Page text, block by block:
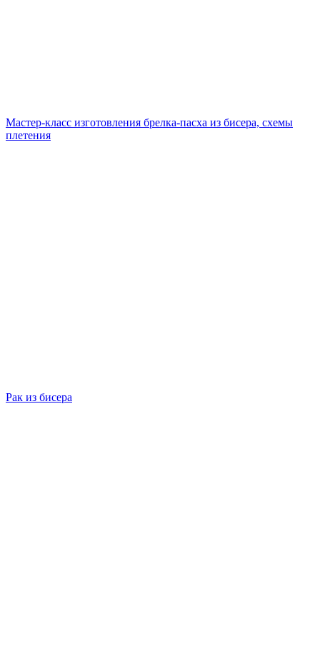
Мастер-класс изготовления брелка-пасха из бисера, схемы
плетения
Рак из бисера